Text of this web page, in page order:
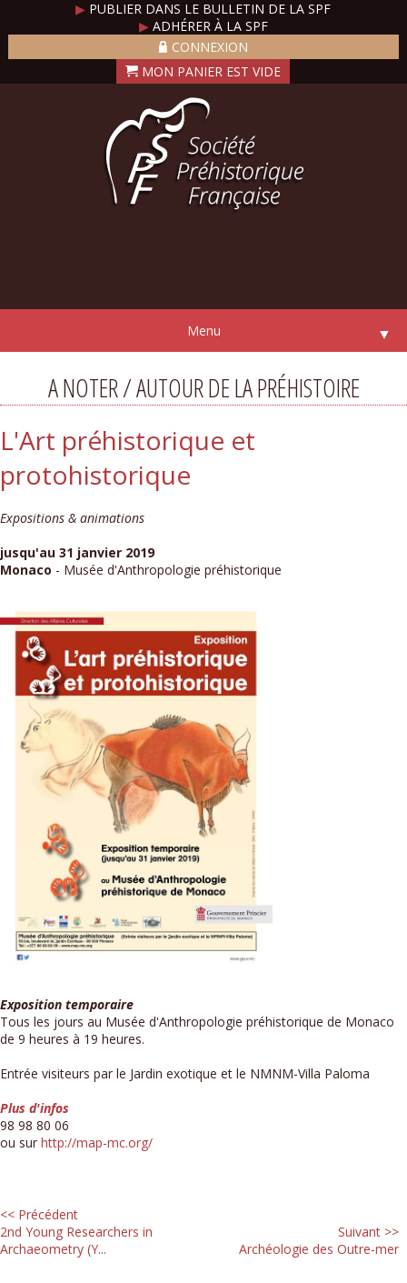
▶ PUBLIER DANS LE BULLETIN DE LA SPF
▶ADHÉRER À LA SPF
CONNEXION
Menu ▼
A NOTER / AUTOUR DE LA PRÉHISTOIRE
L'Art préhistorique et
protohistorique
Expositions & animations
jusqu'au 31 janvier 2019
Monaco - Musée d'Anthropologie préhistorique
Exposition temporaire
Tous les jours au Musée d'Anthropologie préhistorique de Monaco
de 9 heures à 19 heures.
Entrée visiteurs par le Jardin exotique et le NMNM-Villa Paloma
Plus d'infos
98 98 80 06
ou sur http://map-mc.org/
<< Précédent
2nd Young Researchers in
Archaeometry (Y...
Suivant >>
Archéologie des Outre-mer